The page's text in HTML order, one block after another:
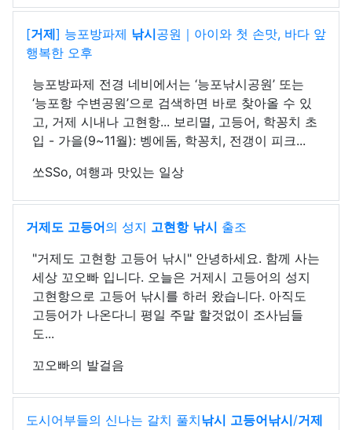
[거제] 능포방파제 낚시공원｜아이와 첫 손맛, 바다 앞
행복한 오후
능포방파제 전경 네비에서는 ‘능포낚시공원’ 또는
‘능포항 수변공원’으로 검색하면 바로 찾아올 수 있
고, 거제 시내나 고현항... 보리멸, 고등어, 학꽁치 초
입 - 가을(9~11월): 벵에돔, 학꽁치, 전갱이 피크...
쏘SSo, 여행과 맛있는 일상
거제도 고등어의 성지 고현항 낚시 출조
"거제도 고현항 고등어 낚시" 안녕하세요. 함께 사는
세상 꼬오빠 입니다. 오늘은 거제시 고등어의 성지
고현항으로 고등어 낚시를 하러 왔습니다. 아직도
고등어가 나온다니 평일 주말 할것없이 조사님들
도...
꼬오빠의 발걸음
도시어부들의 신나는 갈치 풀치낚시 고등어낚시/거제